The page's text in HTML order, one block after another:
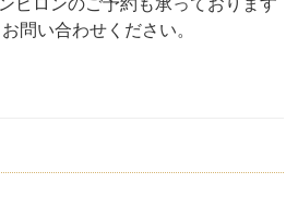
ビロンのご予約も承っております
問い合わせください。